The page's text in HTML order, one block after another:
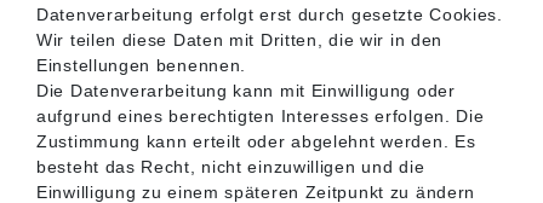
KONTAKT
Datenverarbeitung erfolgt erst durch gesetzte Cookies.
Wir teilen diese Daten mit Dritten, die wir in den
Einstellungen benennen.
Die Datenverarbeitung kann mit Einwilligung oder
aufgrund eines berechtigten Interesses erfolgen. Die
Zustimmung kann erteilt oder abgelehnt werden. Es
besteht das Recht, nicht einzuwilligen und die
Einwilligung zu einem späteren Zeitpunkt zu ändern